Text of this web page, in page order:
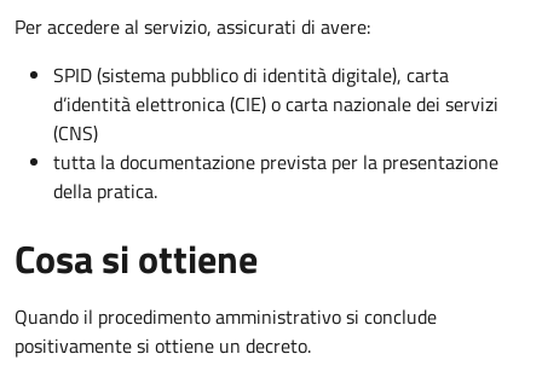
Per accedere al servizio, assicurati di avere:
SPID (sistema pubblico di identità digitale), carta
d’identità elettronica (CIE) o carta nazionale dei servizi
(CNS)
tutta la documentazione prevista per la presentazione
della pratica.
Cosa si ottiene
Quando il procedimento amministrativo si conclude
positivamente si ottiene un decreto.